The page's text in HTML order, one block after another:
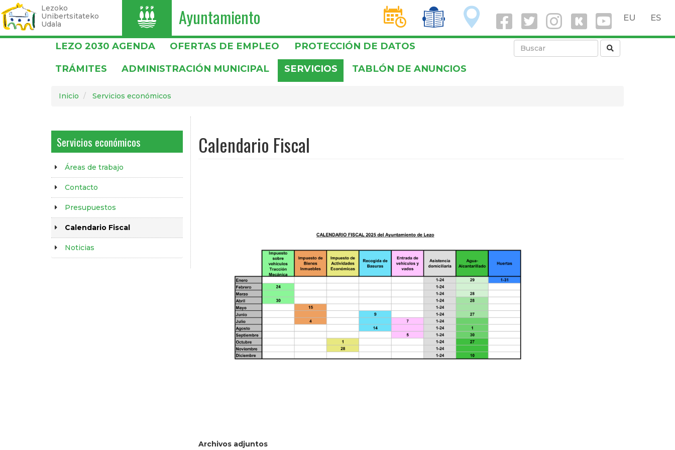
Lezoko
Unibertsitateko
Udala
I Ayuntamiento EU ES
D T O
LEZO 2030 AGENDA OFERTAS DE EMPLEO
PROTECCIÓN DE DATOS
TRÁMITES
ADMINISTRACIÓN MUNICIPAL SERVICIOS TABLÓN DE ANUNCIOS
Inicio Servicios económicos
Servicios económicos
Áreas de trabajo
Contacto
Presupuestos
Calendario Fiscal
Noticias
Calendario Fiscal
Archivos adjuntos